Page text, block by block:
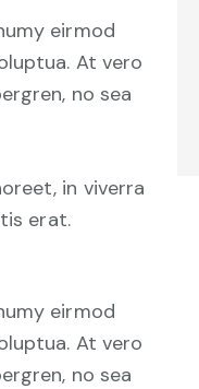
eirmod
At vero
no sea
in viverra
erat.
eirmod
At vero
no sea